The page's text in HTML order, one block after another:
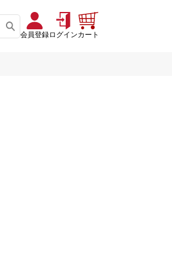
会員登録ログインカート